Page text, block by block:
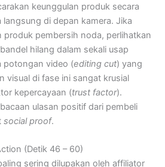
keunggulan produk secara
langsung di depan kamera. Jika
pembersih noda, perlihatkan
hilang dalam sekali usap
potongan video (editing cut) yang
visual di fase ini sangat krusial
kepercayaan (trust factor).
ulasan positif dari pembeli
social proof.
(Detik 46 – 60)
sering dilupakan oleh affiliator